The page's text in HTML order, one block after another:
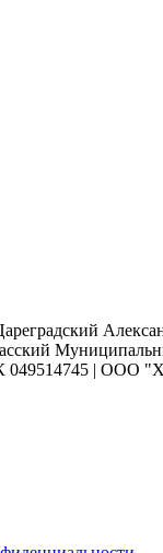
049514745 | ООО